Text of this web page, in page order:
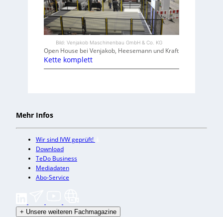
Bild: Venjakob Maschinenbau GmbH & Co. KG
Open House bei Venjakob, Heesemann und Kraft
Kette komplett
Mehr Infos
Wir sind IVW geprüft!
Download
TeDo Business
Mediadaten
Abo-Service
+ Unsere weiteren Fachmagazine